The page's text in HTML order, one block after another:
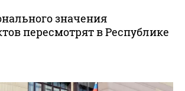
значения
пересмотрят в Республике